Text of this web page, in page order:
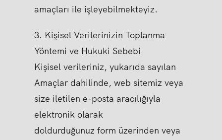
amaçları ile işleyebilmekteyiz.
3. Kişisel Verilerinizin Toplanma
Yöntemi ve Hukuki Sebebi
Kişisel verileriniz, yukarıda sayılan
Amaçlar dahilinde, web sitemiz veya
size iletilen e-posta aracılığıyla
elektronik olarak
doldurduğunuz form üzerinden veya